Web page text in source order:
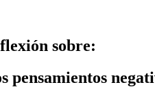
sobre:
pensamientos